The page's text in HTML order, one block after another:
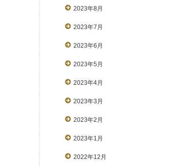
2023年8月
2023年7月
2023年6月
2023年5月
2023年4月
2023年3月
2023年2月
2023年1月
2022年12月